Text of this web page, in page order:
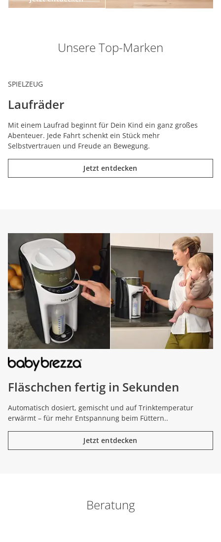
Unsere Top-Marken
SPIELZEUG
Laufräder
Mit einem Laufrad beginnt für Dein Kind ein ganz großes
Abenteuer. Jede Fahrt schenkt ein Stück mehr
Selbstvertrauen und Freude an Bewegung.
Jetzt entdecken
Fläschchen fertig in Sekunden
Automatisch dosiert, gemischt und auf Trinktemperatur
erwärmt – für mehr Entspannung beim Füttern..
Jetzt entdecken
Beratung